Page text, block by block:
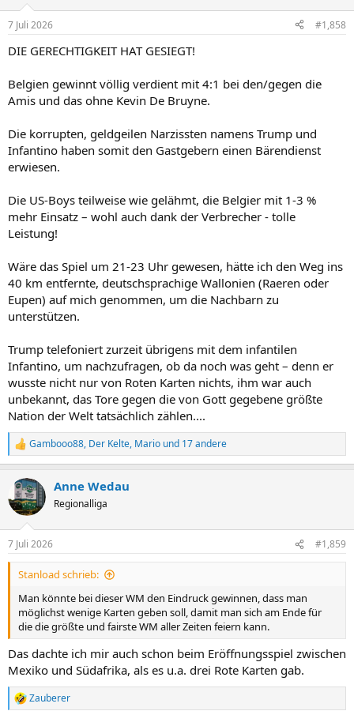
e
:
7 Juli 2026 #1,858
DIE GERECHTIGKEIT HAT GESIEGT!
Belgien gewinnt völlig verdient mit 4:1 bei den/gegen die
Amis und das ohne Kevin De Bruyne.
Die korrupten, geldgeilen Narzissten namens Trump und
Infantino haben somit den Gastgebern einen Bärendienst
erwiesen.
Die US-Boys teilweise wie gelähmt, die Belgier mit 1-3 %
mehr Einsatz – wohl auch dank der Verbrecher - tolle
Leistung!
Wäre das Spiel um 21-23 Uhr gewesen, hätte ich den Weg ins
40 km entfernte, deutschsprachige Wallonien (Raeren oder
Eupen) auf mich genommen, um die Nachbarn zu
unterstützen.
Trump telefoniert zurzeit übrigens mit dem infantilen
Infantino, um nachzufragen, ob da noch was geht – denn er
wusste nicht nur von Roten Karten nichts, ihm war auch
unbekannt, das Tore gegen die von Gott gegebene größte
Nation der Welt tatsächlich zählen....
R
e
k
t
i
e
n
Gambooo88, Der Kelte, Mario und 17 andere
Anne Wedau
Regionalliga
7 Juli 2026 #1,859
Stanload schrieb:
Man könnte bei dieser WM den Eindruck gewinnen, dass man
möglichst wenige Karten geben soll, damit man sich am Ende für
die die größte und fairste WM aller Zeiten feiern kann.
Das dachte ich mir auch schon beim Eröffnungsspiel zwischen
Mexiko und Südafrika, als es u.a. drei Rote Karten gab.
R
Zauberer